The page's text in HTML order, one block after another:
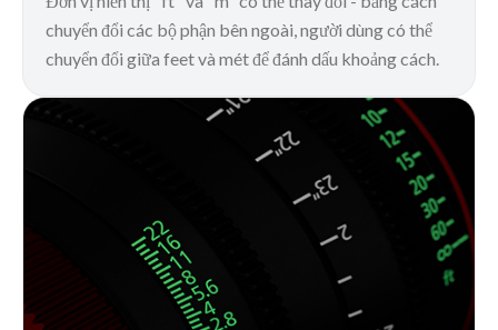
chuyển đổi các bộ phận bên ngoài, người dùng có thể
chuyển đổi giữa feet và mét để đánh dấu khoảng cách.